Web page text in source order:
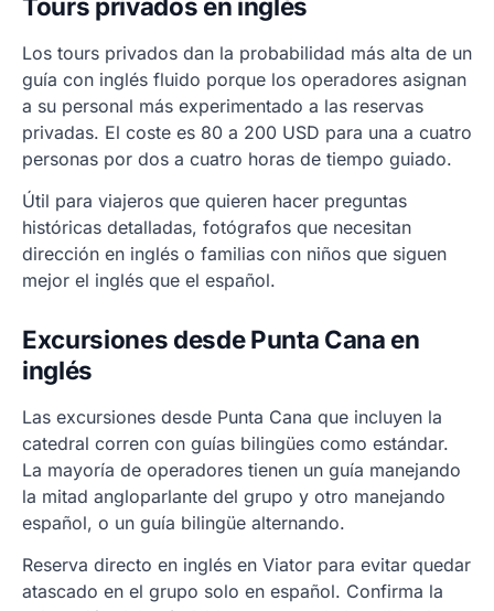
Tours privados en inglés
Los tours privados dan la probabilidad más alta de un
guía con inglés fluido porque los operadores asignan
a su personal más experimentado a las reservas
privadas. El coste es 80 a 200 USD para una a cuatro
personas por dos a cuatro horas de tiempo guiado.
Útil para viajeros que quieren hacer preguntas
históricas detalladas, fotógrafos que necesitan
dirección en inglés o familias con niños que siguen
mejor el inglés que el español.
Excursiones desde Punta Cana en
inglés
Las excursiones desde Punta Cana que incluyen la
catedral corren con guías bilingües como estándar.
La mayoría de operadores tienen un guía manejando
la mitad angloparlante del grupo y otro manejando
español, o un guía bilingüe alternando.
Reserva directo en inglés en Viator para evitar quedar
atascado en el grupo solo en español. Confirma la